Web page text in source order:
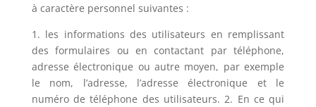
à caractère personnel suivantes :
1. les informations des utilisateurs en remplissant
des formulaires ou en contactant par téléphone,
adresse électronique ou autre moyen, par exemple
le nom, l’adresse, l’adresse électronique et le
numéro de téléphone des utilisateurs. 2. En ce qui